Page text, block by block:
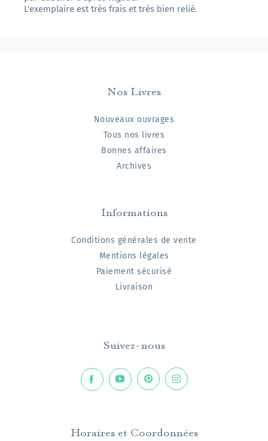
L'exemplaire est très frais et très bien relié.
Nos Livres
Nouveaux ouvrages
Tous nos livres
Bonnes affaires
Archives
Informations
Conditions générales de vente
Mentions légales
Paiement sécurisé
Livraison
Suivez-nous
Horaires et Coordonnées